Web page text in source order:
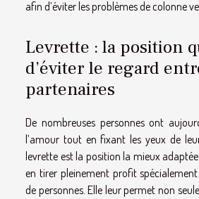
afin d’éviter les problèmes de colonne
Levrette : la position
d’éviter le regard
partenaires
De nombreuses personnes ont
l’amour tout en fixant les yeux de
levrette est la position la mieux
en tirer pleinement profit
de personnes. Elle leur permet non